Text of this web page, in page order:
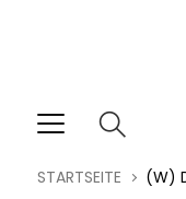
STARTSEITE (W)